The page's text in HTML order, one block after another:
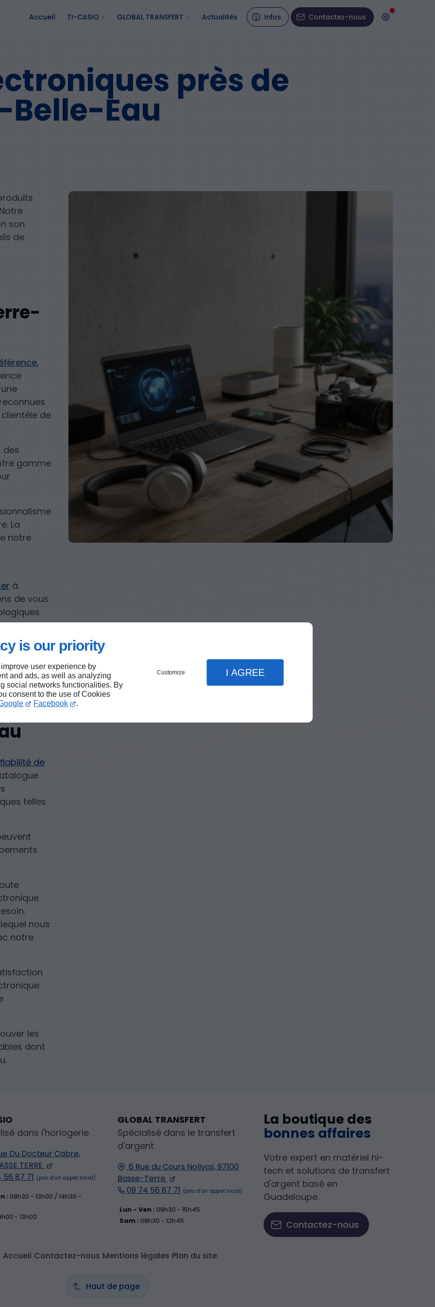
is our priority
user experience by
and ads, as well as analyzing
social networks functionalities. By
consent to the use of Cookies
Facebook .
Customize I AGREE
Accueil TI-CASIO GLOBAL TRANSFERT Actualités Infos Contactez-nous
près de
Eau
son
de
,
clientèle de
des
gamme
La
notre
à
de vous
de
telles
nous
notre
les
dont
dans l'horlogerie
Du Docteur Cabre,
TERRE
87 71
: 08h30 - 13h00 / 14h30 -
- 13h00
GLOBAL TRANSFERT
Spécialisé dans le transfert
d'argent
6 Rue du Cours Nolivos, 97100
Basse-Terre
09 74 56 87 71
Lun - Ven : 08h30 - 15h45
Sam : 08h30 - 12h45
La boutique des
bonnes affaires
Votre expert en matériel hi-
tech et solutions de transfert
d'argent basé en
Guadeloupe.
Contactez-nous
Accueil Contactez-nous Mentions légales Plan du site
Haut de page